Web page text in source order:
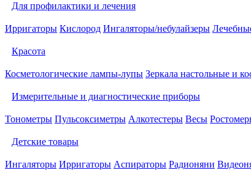
Для профилактики и лечения
Ирригаторы Кислород Ингаляторы/небулайзеры
Красота
Косметологические лампы-лупы Зеркала настольные и
Измерительные и диагностические приборы
Тонометры Пульсоксиметры Алкотестеры Весы
Детские товары
Ингаляторы Ирригаторы Аспираторы Радионяни